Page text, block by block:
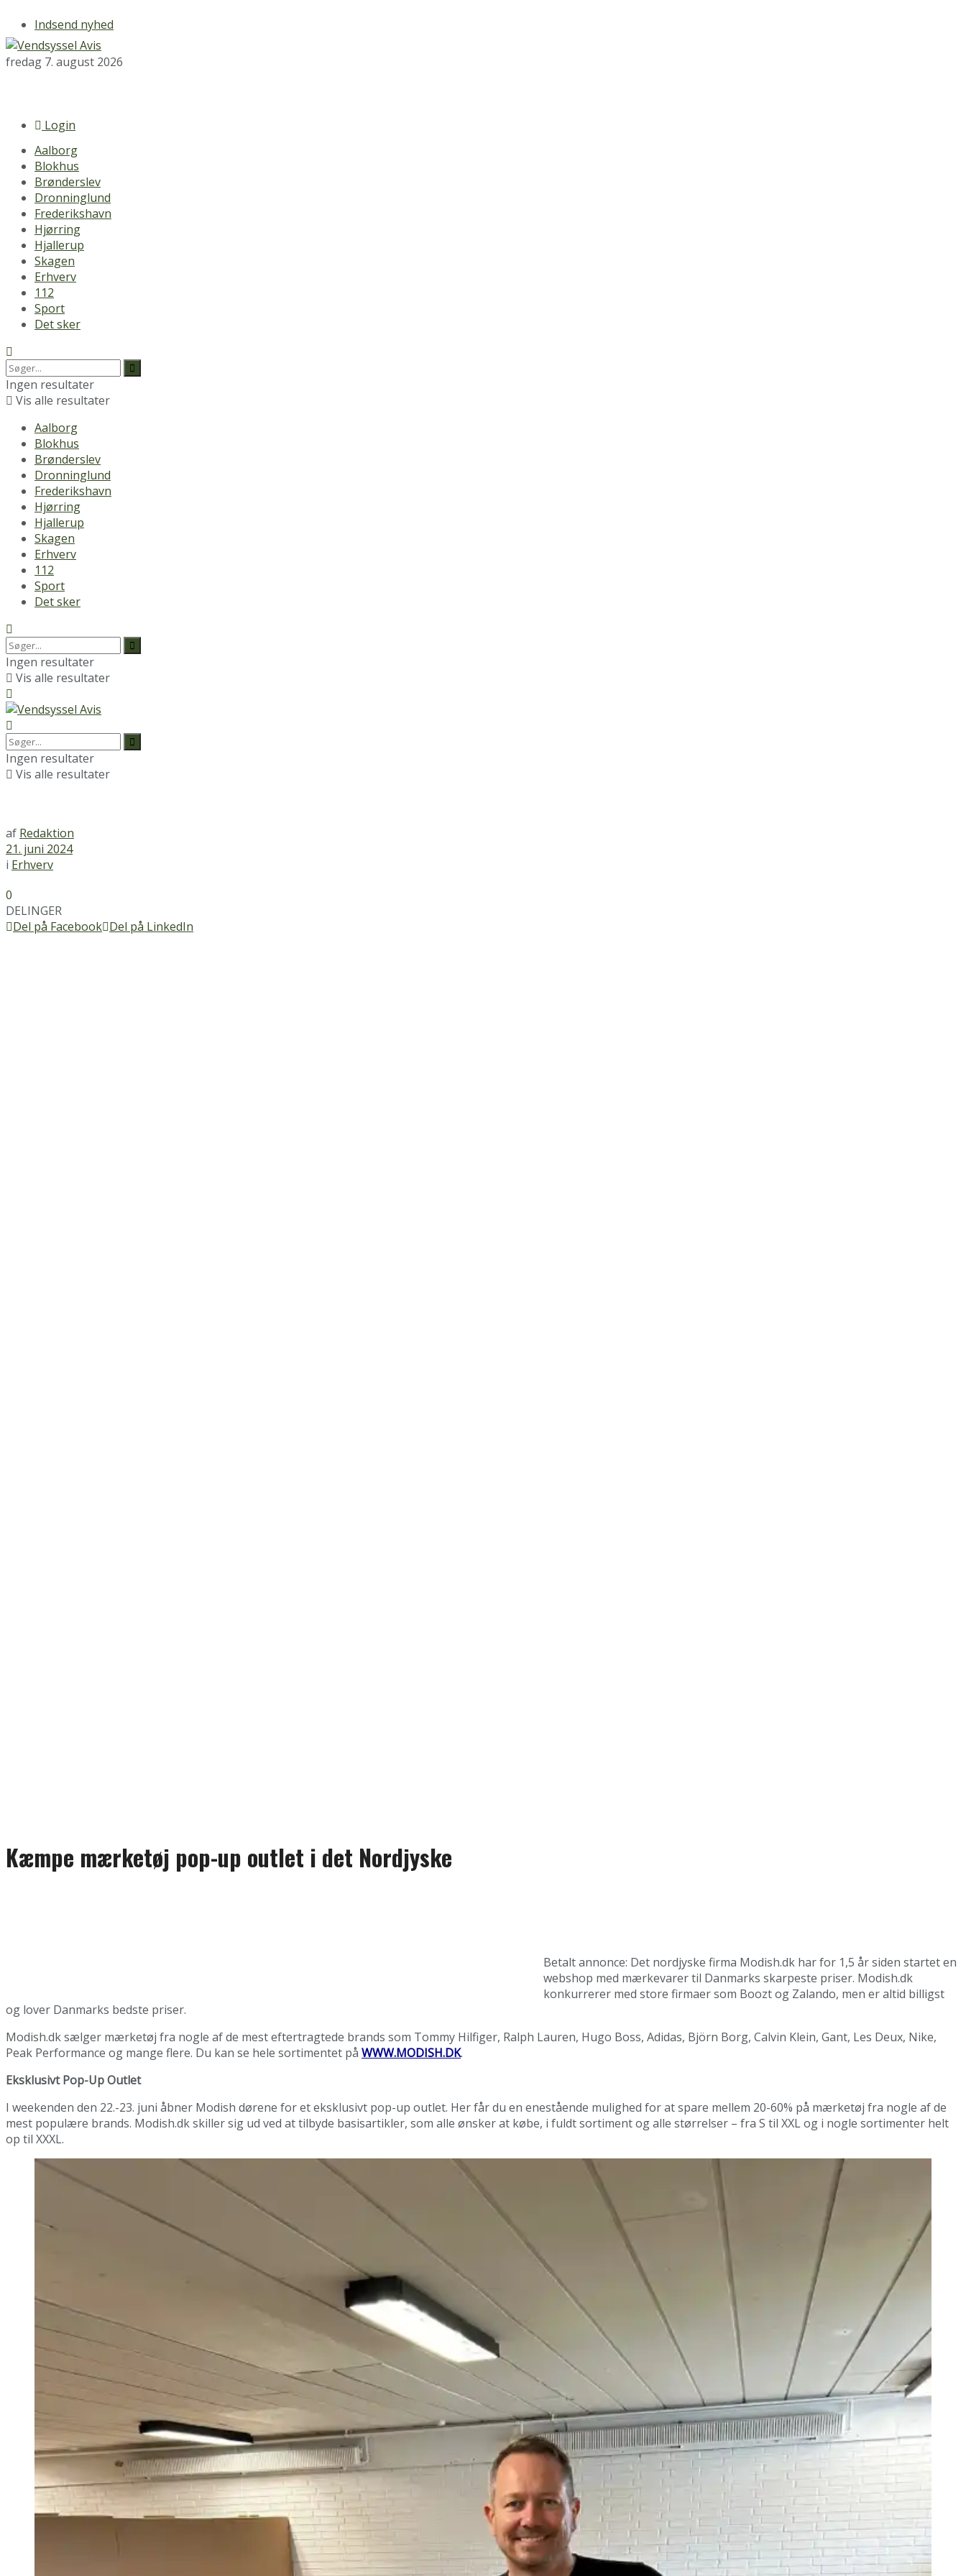
Indsend nyhed
fredag 7. august 2026
Login
Aalborg
Blokhus
Brønderslev
Dronninglund
Frederikshavn
Hjørring
Hjallerup
Skagen
Erhverv
112
Sport
Det sker
Ingen resultater
Vis alle resultater
Aalborg
Blokhus
Brønderslev
Dronninglund
Frederikshavn
Hjørring
Hjallerup
Skagen
Erhverv
112
Sport
Det sker
Ingen resultater
Vis alle resultater
Ingen resultater
Vis alle resultater
af Redaktion
21. juni 2024
i Erhverv
0
DELINGER
Del på Facebook Del på LinkedIn
Kæmpe mærketøj pop-up outlet i det Nordjyske
Betalt annonce: Det nordjyske firma Modish.dk har for 1,5 år siden startet en
webshop med mærkevarer til Danmarks skarpeste priser. Modish.dk
konkurrerer med store firmaer som Boozt og Zalando, men er altid billigst
og lover Danmarks bedste priser.
Modish.dk sælger mærketøj fra nogle af de mest eftertragtede brands som Tommy Hilfiger, Ralph Lauren, Hugo Boss, Adidas, Björn Borg, Calvin Klein, Gant, Les Deux, Nike,
Peak Performance og mange flere. Du kan se hele sortimentet på WWW.MODISH.DK.
Eksklusivt Pop-Up Outlet
I weekenden den 22.-23. juni åbner Modish dørene for et eksklusivt pop-up outlet. Her får du en enestående mulighed for at spare mellem 20-60% på mærketøj fra nogle af de
mest populære brands. Modish.dk skiller sig ud ved at tilbyde basisartikler, som alle ønsker at købe, i fuldt sortiment og alle størrelser – fra S til XXL og i nogle sortimenter helt
op til XXXL.